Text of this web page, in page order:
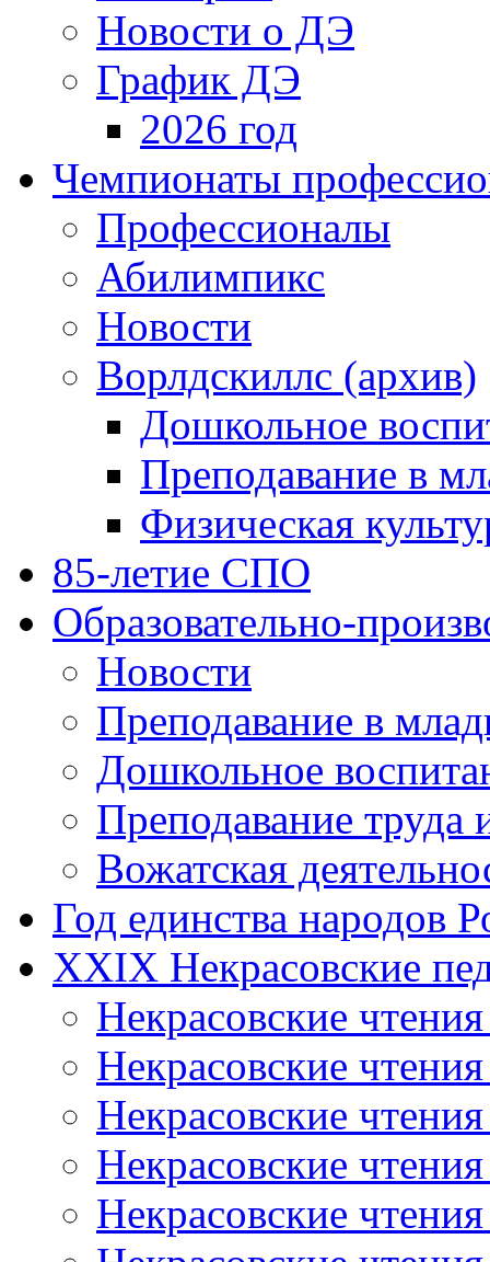
Новости о ДЭ
График ДЭ
2026 год
Чемпионаты
Профессионалы
Абилимпикс
Новости
Ворлдскиллс (архив)
Дошкольное
Преподавание в
Физическая
85-летие СПО
Образовательно-
Новости
Преподавание в
Дошкольное
Преподавание труда
Вожатская
Год единства народов
XXIX Некрасовские
Некрасовские
Некрасовские
Некрасовские
Некрасовские
Некрасовские